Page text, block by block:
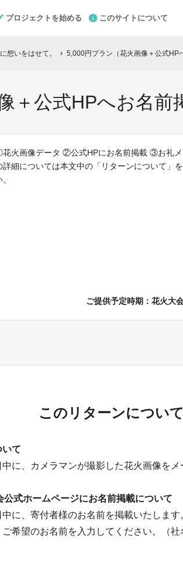
プロジェクトを始める このサイトについて
想いをはせて。 chevron_right 5,000円プラン（花火画像＋公式HP
＋公式HPへお名前
火画像データ ②公式HPにお名前掲載 ③お礼
詳細については本文中の「リターンについて」
ご提供予定時期：花火大
このリターンについて
て
に、カメラマンが撮影した花火画像をメ
公式ホームページにお名前掲載について
に、寄付者様のお名前を掲載いたしま
ご希望のお名前を入力してください。（社